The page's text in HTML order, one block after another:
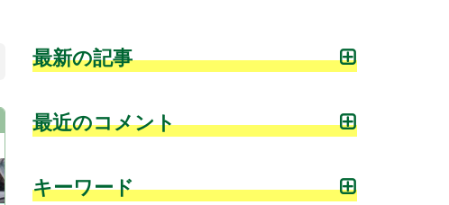
最新の記事
最近のコメント
キーワード